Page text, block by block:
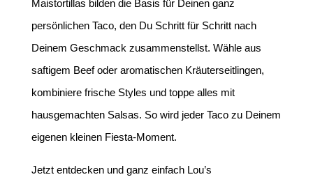
Maistortillas bilden die Basis für Deinen ganz
persönlichen Taco, den Du Schritt für Schritt nach
Deinem Geschmack zusammenstellst. Wähle aus
saftigem Beef oder aromatischen Kräuterseitlingen,
kombiniere frische Styles und toppe alles mit
hausgemachten Salsas. So wird jeder Taco zu Deinem
eigenen kleinen Fiesta-Moment.
Jetzt entdecken und ganz einfach Lou’s